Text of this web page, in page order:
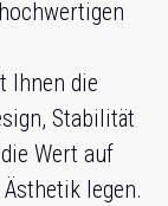
Ihnen die
Stabilität
Wert auf
legen.